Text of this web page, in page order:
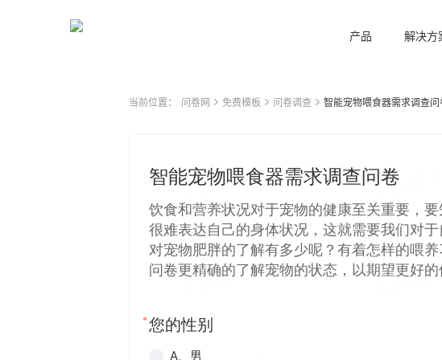
产品 解决方
当前位置： 问卷网 免费模板 问卷调查 智能宠物喂食器需求调查问